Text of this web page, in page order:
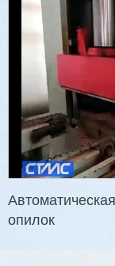
опилок